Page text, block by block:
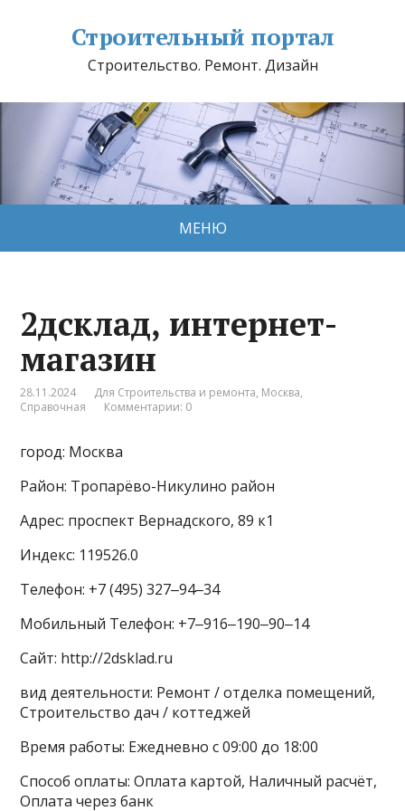
Строительный портал
Строительство. Ремонт. Дизайн
МЕНЮ
2дсклад, интернет-
магазин
28.11.2024 Для Строительства и ремонта, Москва,
Справочная
Комментарии: 0
город: Москва
Район: Тропарёво-Никулино район
Адрес: проспект Вернадского, 89 к1
Индекс: 119526.0
Телефон: +7 (495) 327‒94‒34
Мобильный Телефон: +7‒916‒190‒90‒14
Сайт: http://2dsklad.ru
вид деятельности: Ремонт / отделка помещений,
Строительство дач / коттеджей
Время работы: Ежедневно с 09:00 до 18:00
Способ оплаты: Оплата картой, Наличный расчёт,
Оплата через банк